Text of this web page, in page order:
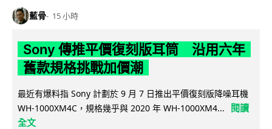
藍骨 15 小時
Sony 傳推平價復刻版耳筒 沿用六年
舊款規格挑戰加價潮
最近有爆料指 Sony 計劃於 9 月 7 日推出平價復刻版降噪耳機
WH-1000XM4C，規格幾乎與 2020 年 WH-1000XM4...
閱讀
全文